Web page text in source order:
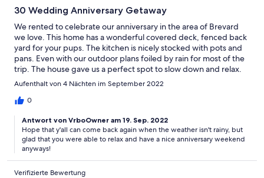
30 Wedding Anniversary Getaway
We rented to celebrate our anniversary in the area of Brevard
we love. This home has a wonderful covered deck, fenced back
yard for your pups. The kitchen is nicely stocked with pots and
pans. Even with our outdoor plans foiled by rain for most of the
trip. The house gave us a perfect spot to slow down and relax.
Aufenthalt von 4 Nächten im September 2022
0
Antwort von VrboOwner am 19. Sep. 2022
Hope that y'all can come back again when the weather isn't rainy, but
glad that you were able to relax and have a nice anniversary weekend
anyways!
Verifizierte Bewertung